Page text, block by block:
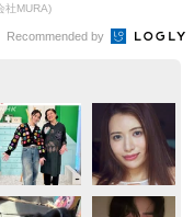
社MURA)
Recommended by